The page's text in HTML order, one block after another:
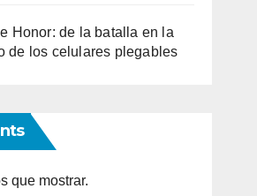
Honor: de la batalla en la
de los celulares plegables
que mostrar.